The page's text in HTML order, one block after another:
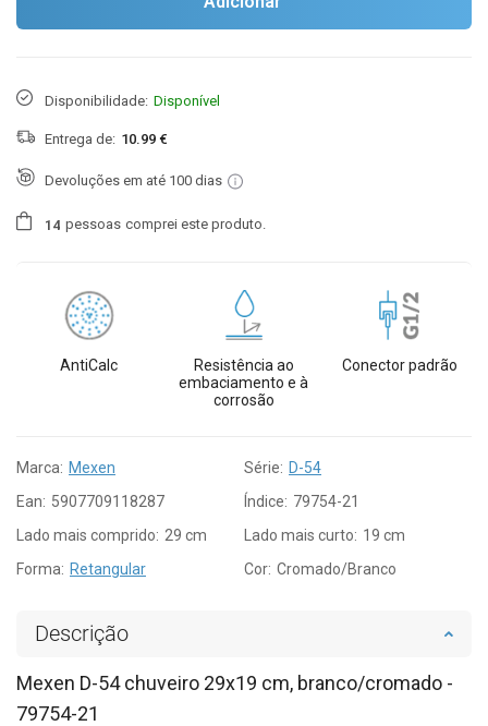
Disponibilidade: Disponível
Entrega de: 10.99 €
Devoluções em até 100 dias
1 4 pessoas comprei este produto.
AntiCalc
Resistência ao
embaciamento e à
corrosão
Conector padrão
Marca: Mexen Série: D-54
Ean: 5907709118287 Índice: 79754-21
Lado mais comprido: 29 cm Lado mais curto: 19 cm
Forma: Retangular Cor: Cromado/Branco
Descrição
Mexen D-54 chuveiro 29x19 cm, branco/cromado -
79754-21